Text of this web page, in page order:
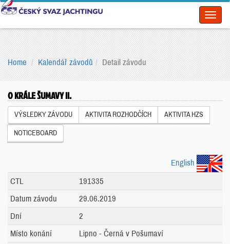
Home Kalendář závodů Detail závodu
O KRÁLE ŠUMAVY II.
VÝSLEDKY ZÁVODU AKTIVITA ROZHODČÍCH AKTIVITA HZS
NOTICEBOARD
English
CTL
191335
Datum závodu
29.06.2019
Dní
2
Místo konání
Lipno - Černá v Pošumaví